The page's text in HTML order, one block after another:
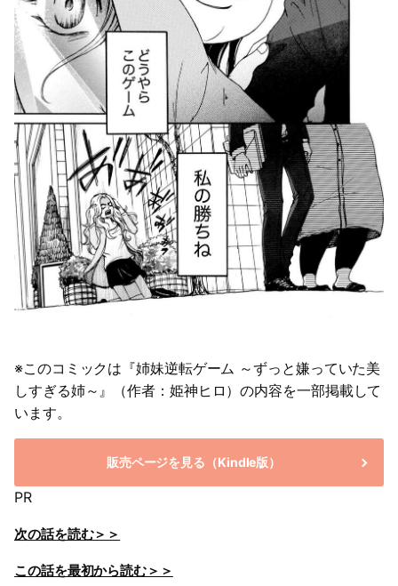
※このコミックは『姉妹逆転ゲーム ～ずっと嫌っていた美
しすぎる姉～』（作者：姫神ヒロ）の内容を一部掲載して
います。
販売ページを見る（Kindle版）
PR
次の話を読む＞＞
この話を最初から読む＞＞